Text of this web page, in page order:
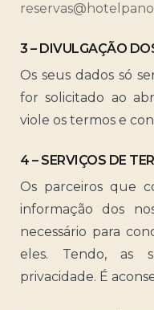
3 – DIVULGAÇÃO
Os seus dados só
for solicitado ao
viole os termos e
4 – SERVIÇOS DE
Os parceiros que
informação dos
necessário para
eles. Tendo, as
privacidade. É